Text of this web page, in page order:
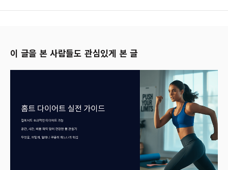
이 글을 본 사람들도 관심있게 본 글